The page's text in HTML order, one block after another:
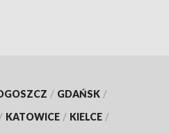
/ GDAŃSK /
/ KATOWICE / KIELCE /